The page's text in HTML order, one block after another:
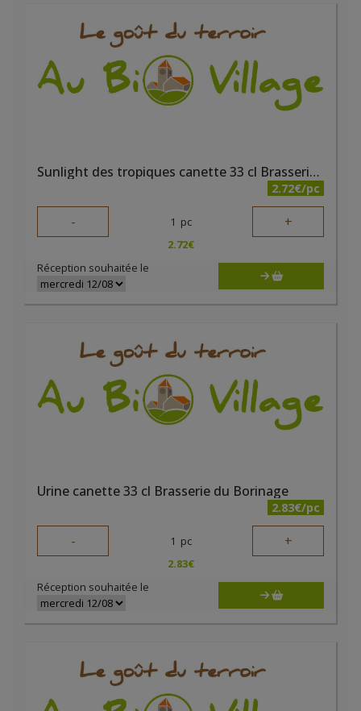
Sunlight des tropiques canette 33 cl Brasserie du Borinage
2.72€/pc
- 1 pc +
2.72€
Réception souhaitée le
Urine canette 33 cl Brasserie du Borinage
2.83€/pc
- 1 pc +
2.83€
Réception souhaitée le